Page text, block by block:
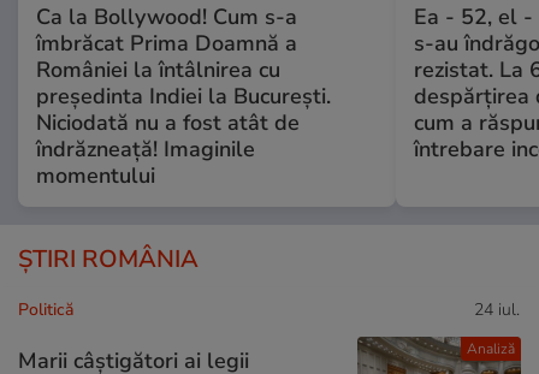
Ca la Bollywood! Cum s-a
îmbrăcat Prima Doamnă a
României la întâlnirea cu
președinta Indiei la București.
Niciodată nu a fost atât de
îndrăzneață! Imaginile
momentului
Ea - 52, el -
s-au
rezistat. La
despărțirea
cum a
întrebare
ȘTIRI ROMÂNIA
Analiză
Politică 24 iul.
Marii câștigători ai legii